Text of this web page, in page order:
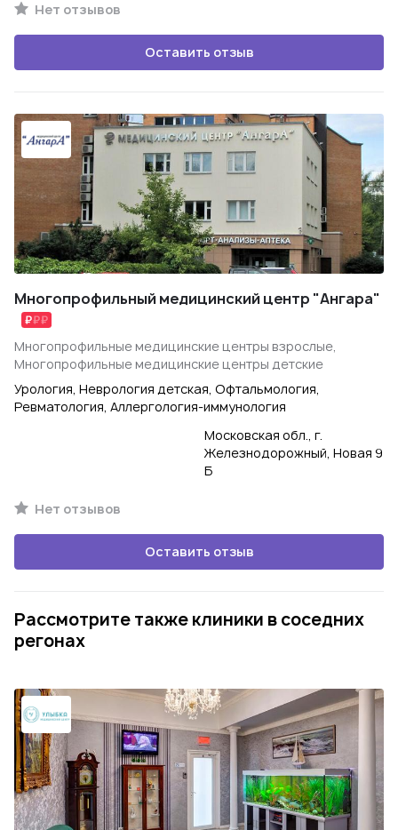
Нет отзывов
Оставить отзыв
Многопрофильный медицинский центр "Ангара"
Многопрофильные медицинские центры взрослые,
Многопрофильные медицинские центры детские
Урология, Неврология детская, Офтальмология,
Ревматология, Аллергология-иммунология
Московская обл., г.
Железнодорожный, Новая 9
Б
Нет отзывов
Оставить отзыв
Рассмотрите также клиники в соседних
регонах